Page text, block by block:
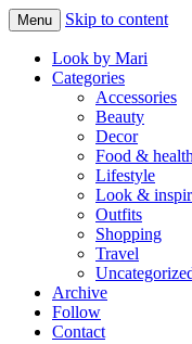
LOOK
Makeup &
Menu Skip to content
Look by Mari
Categories
Accessories
Beauty
Decor
Food & health
Lifestyle
Look &
Outfits
Shopping
Travel
Archive
Follow
Contact